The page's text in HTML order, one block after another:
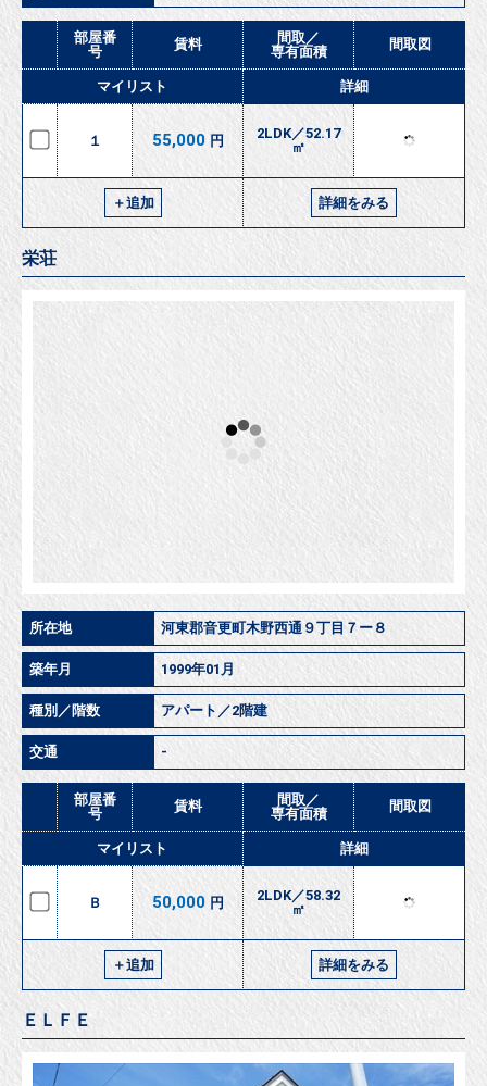
交通 北海道拓殖バス 共栄台幼稚園前 徒歩4分
部屋番
号
専有面積
マイリスト 詳細
55,000
2LDK／52.17
＋追加 詳細をみる
所在地 河東郡音更町木野西通９丁目７ー８
築年月 1999年01月
種別／階数 アパート／2階建
号
賃料
間取／
専有面積
間取図
マイリスト 詳細
50,000
2LDK／58.32
㎡
＋追加 詳細をみる